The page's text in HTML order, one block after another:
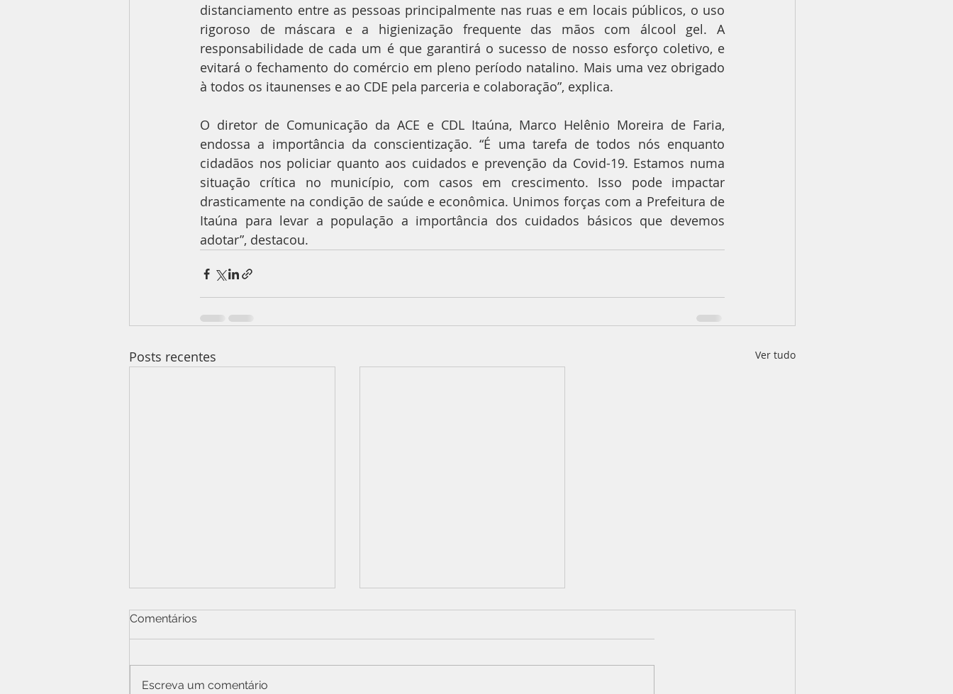
distanciamento entre as pessoas principalmente nas ruas e em locais públicos, o uso
rigoroso de máscara e a higienização frequente das mãos com álcool gel. A
responsabilidade de cada um é que garantirá o sucesso de nosso esforço coletivo, e
evitará o fechamento do comércio em pleno período natalino. Mais uma vez obrigado
à todos os itaunenses e ao CDE pela parceria e colaboração”, explica.
O diretor de Comunicação da ACE e CDL Itaúna, Marco Helênio Moreira de Faria,
endossa a importância da conscientização. “É uma tarefa de todos nós enquanto
cidadãos nos policiar quanto aos cuidados e prevenção da Covid-19. Estamos numa
situação crítica no município, com casos em crescimento. Isso pode impactar
drasticamente na condição de saúde e econômica. Unimos forças com a Prefeitura de
Itaúna para levar a população a importância dos cuidados básicos que devemos
adotar”, destacou.
Posts recentes Ver tudo
Comentários
Escreva um comentário